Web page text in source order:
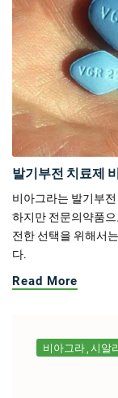
발기부전 치료제
비아그라는 발기부
하지만 전문의약품
전한 선택을 위해서
다.
Read More
비아그라 시알